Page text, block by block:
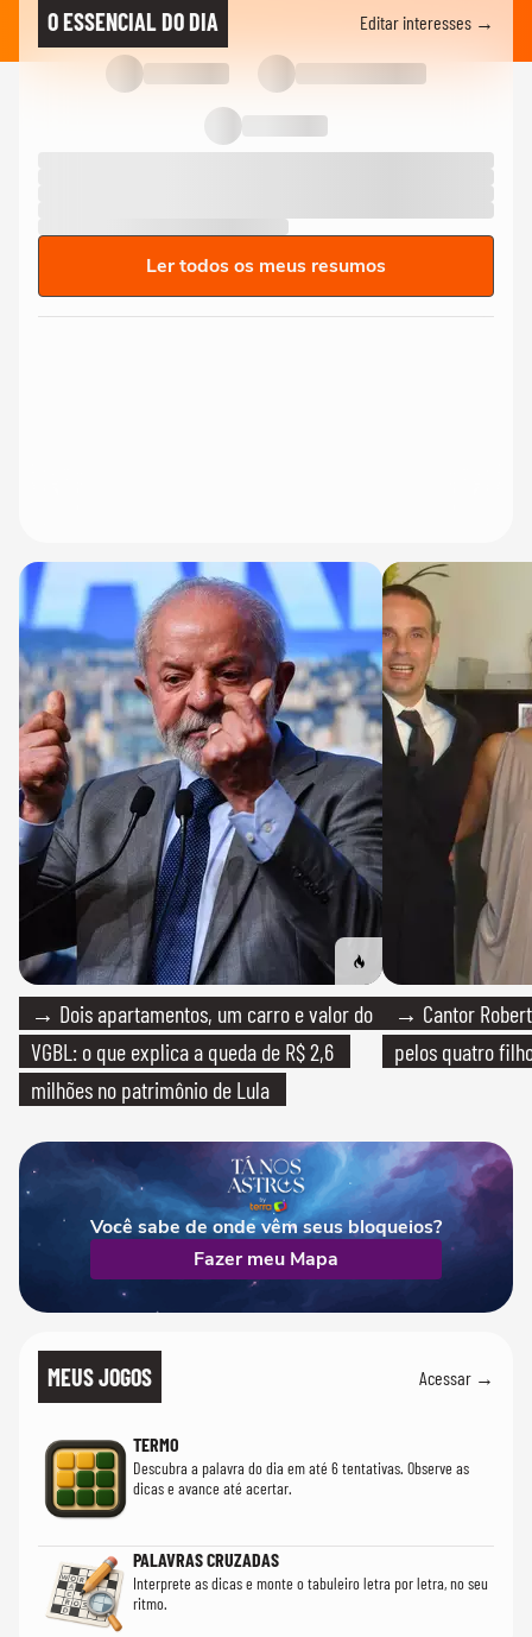
O ESSENCIAL DO DIA Editar interesses →
Ler todos os meus resumos
→ Dois apartamentos, um carro e valor do
VGBL: o que explica a queda de R$ 2,6
milhões no patrimônio de Lula
→ Cantor
pelos quatro
Você sabe de onde vêm seus bloqueios?
Fazer meu Mapa
MEUS JOGOS Acessar →
TERMO
Descubra a palavra do dia em até 6 tentativas. Observe as
dicas e avance até acertar.
PALAVRAS CRUZADAS
Interprete as dicas e monte o tabuleiro letra por letra, no seu
ritmo.